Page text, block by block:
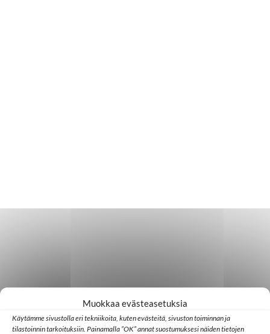
Muokkaa evästeasetuksia
Käytämme sivustolla eri tekniikoita, kuten evästeitä, sivuston toiminnan ja
tilastoinnin tarkoituksiin. Painamalla ”OK” annat suostumuksesi näiden tietojen